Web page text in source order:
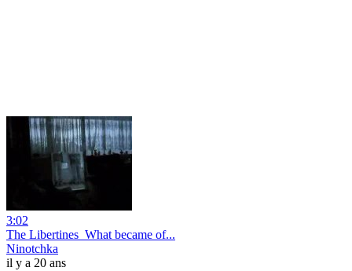
3:02
The Libertines_What became of...
Ninotchka
il y a 20 ans